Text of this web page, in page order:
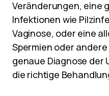
Veränderungen, eine
Infektionen wie
Vaginose, oder eine
Spermien oder
genaue Diagnose der
die richtige